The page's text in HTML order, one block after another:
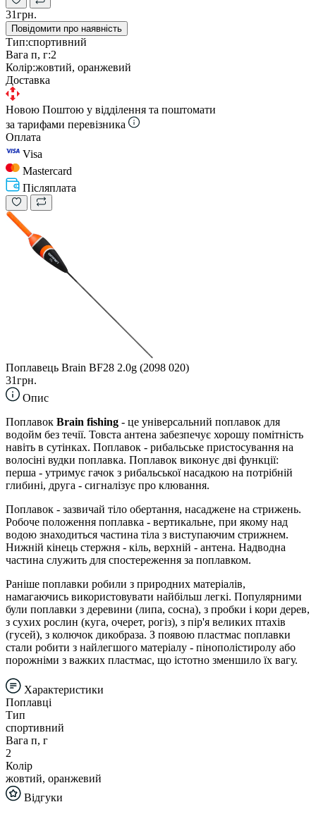
31грн.
Повідомити про наявність
Тип:спортивний
Вага п, г:2
Колір:жовтий, оранжевий
Доставка
Новою Поштою у відділення та поштомати
за тарифами перевізника
Оплата
Visa
Mastercard
Післяплата
Поплавець Brain BF28 2.0g (2098 020)
31грн.
Опис
Поплавок Brain fishing - це універсальний поплавок для
водойм без течії. Товста антена забезпечує хорошу помітність
навіть в сутінках. Поплавок - рибальське пристосування на
волосіні вудки поплавка. Поплавок виконує дві функції:
перша - утримує гачок з рибальської насадкою на потрібній
глибині, друга - сигналізує про клювання.
Поплавок - зазвичай тіло обертання, насаджене на стрижень.
Робоче положення поплавка - вертикальне, при якому над
водою знаходиться частина тіла з виступаючим стрижнем.
Нижній кінець стержня - кіль, верхній - антена. Надводна
частина служить для спостереження за поплавком.
Раніше поплавки робили з природних матеріалів,
намагаючись використовувати найбільш легкі. Популярними
були поплавки з деревини (липа, сосна), з пробки і кори дерев,
з сухих рослин (куга, очерет, рогіз), з пір'я великих птахів
(гусей), з колючок дикобраза. З появою пластмас поплавки
стали робити з найлегшого матеріалу - пінополістиролу або
порожніми з важких пластмас, що істотно зменшило їх вагу.
Характеристики
Поплавці
Тип
спортивний
Вага п, г
2
Колір
жовтий, оранжевий
Відгуки